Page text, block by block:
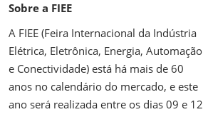
Sobre a FIEE
A FIEE (Feira Internacional da Indústria
Elétrica, Eletrônica, Energia, Automação
e Conectividade) está há mais de 60
anos no calendário do mercado, e este
ano será realizada entre os dias 09 e 12